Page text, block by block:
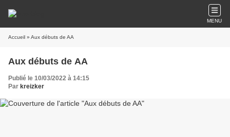
MENU
Accueil » Aux débuts de AA
Aux débuts de AA
Publié le 10/03/2022 à 14:15
Par kreizker